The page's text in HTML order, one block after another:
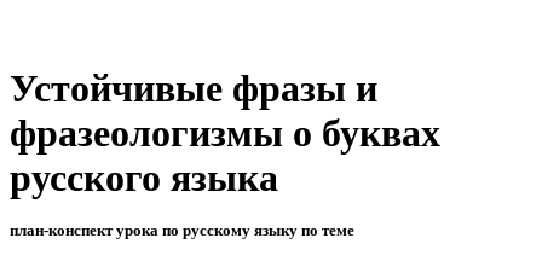
Устойчивые фразы и
фразеологизмы о буквах
русского языка
план-конспект урока по русскому языку по теме